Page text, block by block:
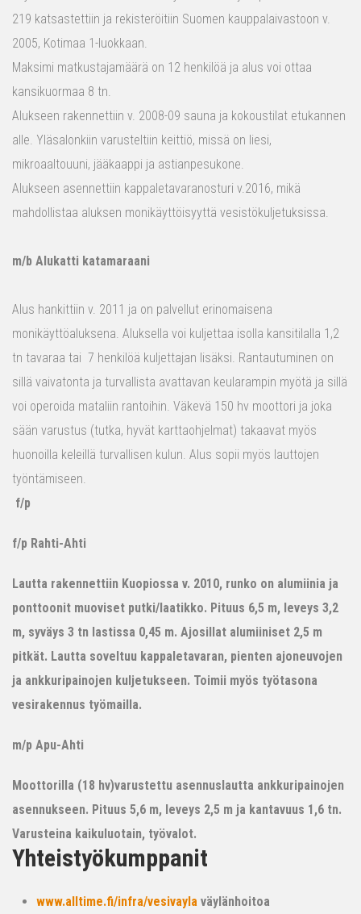
219 katsastettiin ja rekisteröitiin Suomen kauppalaivastoon v.
2005, Kotimaa 1-luokkaan.
Maksimi matkustajamäärä on 12 henkilöä ja alus voi ottaa
kansikuormaa 8 tn.
Alukseen rakennettiin v. 2008-09 sauna ja kokoustilat etukannen
alle. Yläsalonkiin varusteltiin keittiö, missä on liesi,
mikroaaltouuni, jääkaappi ja astianpesukone.
Alukseen asennettiin kappaletavaranosturi v.2016, mikä
mahdollistaa aluksen monikäyttöisyyttä vesistökuljetuksissa.
m/b Alukatti katamaraani
Alus hankittiin v. 2011 ja on palvellut erinomaisena
monikäyttöaluksena. Aluksella voi kuljettaa isolla kansitilalla 1,2
tn tavaraa tai 7 henkilöä kuljettajan lisäksi. Rantautuminen on
sillä vaivatonta ja turvallista avattavan keularampin myötä ja sillä
voi operoida mataliin rantoihin. Väkevä 150 hv moottori ja joka
sään varustus (tutka, hyvät karttaohjelmat) takaavat myös
huonoilla keleillä turvallisen kulun. Alus sopii myös lauttojen
työntämiseen.
f/p
f/p Rahti-Ahti
Lautta rakennettiin Kuopiossa v. 2010, runko on alumiinia ja
ponttoonit muoviset putki/laatikko. Pituus 6,5 m, leveys 3,2
m, syväys 3 tn lastissa 0,45 m. Ajosillat alumiiniset 2,5 m
pitkät. Lautta soveltuu kappaletavaran, pienten ajoneuvojen
ja ankkuripainojen kuljetukseen. Toimii myös työtasona
vesirakennus työmailla.
m/p Apu-Ahti
Moottorilla (18 hv)varustettu asennuslautta ankkuripainojen
asennukseen. Pituus 5,6 m, leveys 2,5 m ja kantavuus 1,6 tn.
Varusteina kaikuluotain, työvalot.
Yhteistyökumppanit
www.alltime.fi/infra/vesivayla väylänhoitoa